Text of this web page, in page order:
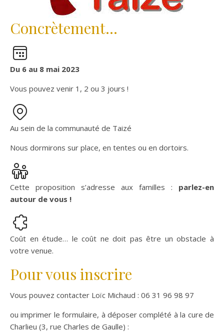
Concrètement…
Du 6 au 8 mai 2023
Vous pouvez venir 1, 2 ou 3 jours !
Au sein de la communauté de Taizé
Nous dormirons sur place, en tentes ou en dortoirs.
Cette proposition s’adresse aux familles : parlez-en
autour de vous !
Coût en étude… le coût ne doit pas être un obstacle à
votre venue.
Pour vous inscrire
Vous pouvez contacter Loïc Michaud : 06 31 96 98 97
ou imprimer le formulaire, à déposer complété à la cure de
Charlieu (3, rue Charles de Gaulle) :